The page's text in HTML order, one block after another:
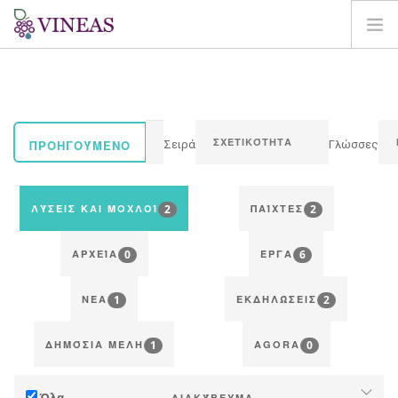
ΛΎΣΕΙΣ ΚΑΙ ΜΟΧΛΟΊ
ΠΡΟΗΓΟΎΜΕΝΟ Σειρά Γλώσσες
ΛΎΣΕΙΣ ΚΑΙ ΜΟΧΛΟΊ 2 ΠΑΊΧΤΕΣ 2
ΑΡΧΕΊΑ 0 ΈΡΓΑ 6
ΝΈΑ 1 ΕΚΔΗΛΏΣΕΙΣ 2
ΔΗΜΌΣΙΑ ΜΈΛΗ 1 AGORA 0